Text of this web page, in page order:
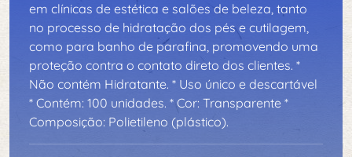
em clínicas de estética e salões de beleza, tanto
no processo de hidratação dos pés e cutilagem,
como para banho de parafina, promovendo uma
proteção contra o contato direto dos clientes. *
Não contém Hidratante. * Uso único e descartável
* Contém: 100 unidades. * Cor: Transparente *
Composição: Polietileno (plástico).